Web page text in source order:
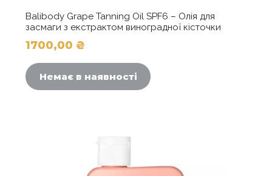
Balibody Grape Tanning Oil SPF6 – Олія для
засмаги з екстрактом виноградної кісточки
1700,00 ₴
Немає в наявності